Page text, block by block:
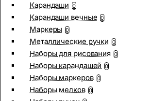
Карандаши 0
Карандаши вечные 0
Маркеры 0
Металлические ручки 0
Наборы для рисования 0
Наборы карандашей 0
Наборы маркеров 0
Наборы мелков 0